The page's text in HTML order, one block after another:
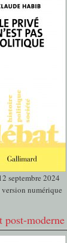
septembre 2024
numérique
post-moderne